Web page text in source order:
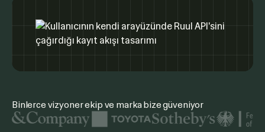
Binlerce vizyoner ekip ve marka bize güveniyor